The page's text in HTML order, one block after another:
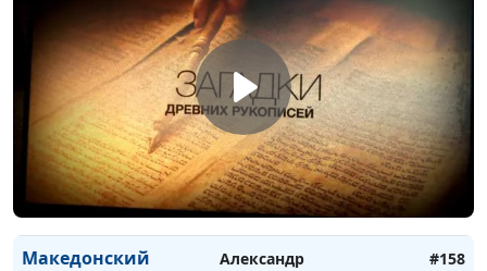
священнослужитель,
филолог, литературовед
История первой
русскоязычной
Библии
Олег Габрусевич,
священнослужитель,
историк, богослов,
Александр Богданенков,
священнослужитель,
филолог, литературовед
#159
Македонский
Александр
#158